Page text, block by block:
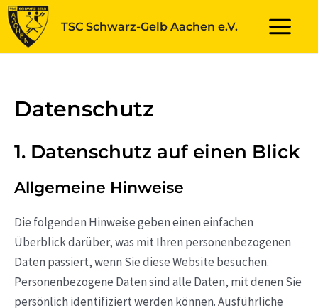
Zum
Inhalt
springen
TSC Schwarz-Gelb Aachen e.V.
Main
Datenschutz
1. Datenschutz auf einen Blick
Allgemeine Hinweise
Die folgenden Hinweise geben einen einfachen
Überblick darüber, was mit Ihren personenbezogenen
Daten passiert, wenn Sie diese Website besuchen.
Personenbezogene Daten sind alle Daten, mit denen Sie
persönlich identifiziert werden können. Ausführliche